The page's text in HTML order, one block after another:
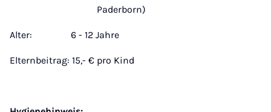
Paderborn)
Alter: 6 - 12 Jahre
Elternbeitrag: 15,- € pro Kind